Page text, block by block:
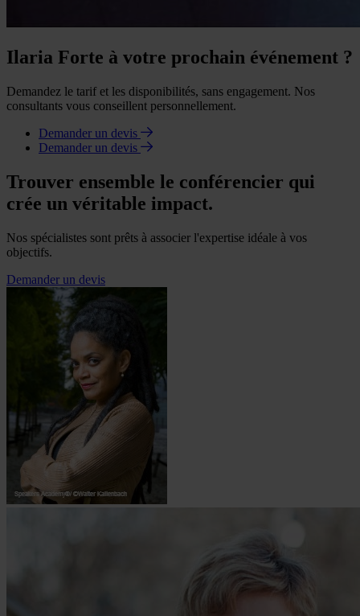
Ilaria Forte à votre prochain événement ?
Demandez le tarif et les disponibilités, sans engagement. Nos
consultants vous conseillent personnellement.
Demander un devis
Demander un devis
Trouver ensemble le conférencier qui
crée un véritable impact.
Nos spécialistes sont prêts à associer l'expertise idéale à vos
objectifs.
Demander un devis